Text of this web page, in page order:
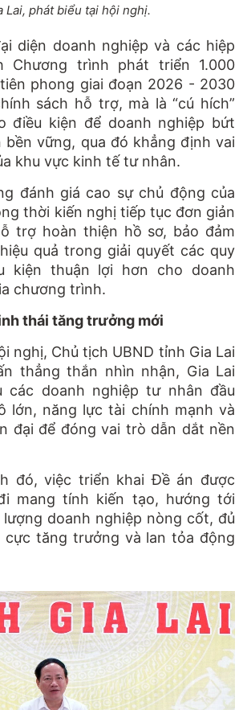
Lai, phát biểu tại hội nghị.
diện doanh nghiệp và các hiệp
Chương trình phát triển 1.000
phong giai đoạn 2026 - 2030
sách hỗ trợ, mà là “cú hích”
điều kiện để doanh nghiệp bứt
bền vững, qua đó khẳng định vai
khu vực kinh tế tư nhân.
đánh giá cao sự chủ động của
thời kiến nghị tiếp tục đơn giản
trợ hoàn thiện hồ sơ, bảo đảm
quả trong giải quyết các quy
kiện thuận lợi hơn cho doanh
chương trình.
thái tăng trưởng mới
nghị, Chủ tịch UBND tỉnh Gia Lai
thẳng thắn nhìn nhận, Gia Lai
các doanh nghiệp tư nhân đầu
lớn, năng lực tài chính mạnh và
đại để đóng vai trò dẫn dắt nền
đó, việc triển khai Đề án được
mang tính kiến tạo, hướng tới
doanh nghiệp nòng cốt, đủ
cực tăng trưởng và lan tỏa động